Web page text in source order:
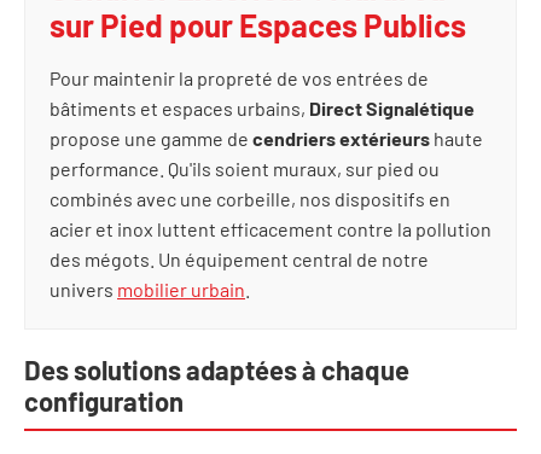
sur Pied pour Espaces Publics
Pour maintenir la propreté de vos entrées de
bâtiments et espaces urbains, Direct Signalétique
propose une gamme de cendriers extérieurs haute
performance. Qu'ils soient muraux, sur pied ou
combinés avec une corbeille, nos dispositifs en
acier et inox luttent efficacement contre la pollution
des mégots. Un équipement central de notre
univers mobilier urbain
Des solutions adaptées à chaque
configuration